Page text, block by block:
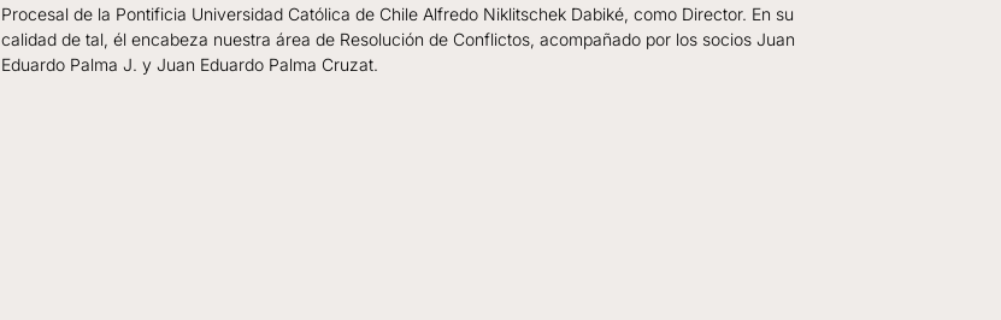
Procesal de la Pontificia Universidad Católica de Chile Alfredo Niklitschek Dabiké, como Director. En su
calidad de tal, él encabeza nuestra área de Resolución de Conflictos, acompañado por los socios Juan
Eduardo Palma J. y Juan Eduardo Palma Cruzat.